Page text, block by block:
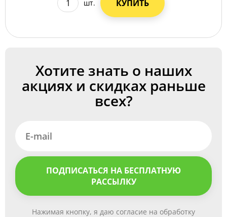
шт. КУПИТЬ
Хотите знать о наших
акциях и скидках раньше
всех?
ПОДПИСАТЬСЯ НА БЕСПЛАТНУЮ
РАССЫЛКУ
Нажимая кнопку, я даю согласие на обработку